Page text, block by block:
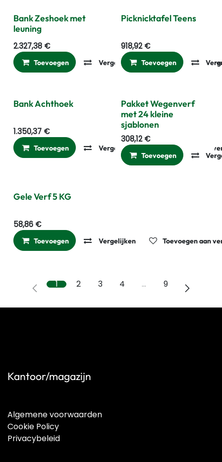
Bank Zeshoek met
leuning
2.327,38 €
Toevoegen Vergelijken Toevoegen aan
Picknicktafel Teens
918,92€
Toevoegen
Bank Achthoek
1.350,37 €
Toevoegen Vergelijken Toevoegen aan
Gratis Sjablonen
Pakket Wegenverf
met 24 kleine
sjablonen
308,12€
Toevoegen
Gele Verf 5 KG
58,86 €
Toevoegen Vergelijken Toevoegen aan
1 2 3 4 … 9
Kantoor/magazijn
Algemene voorwaarden
Cookie Policy
Privacybeleid